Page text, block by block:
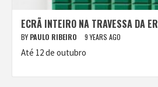
ECRÃ INTEIRO NA TRAVESSA DA
BY PAULO RIBEIRO 9 YEARS AGO
Até 12 de outubro